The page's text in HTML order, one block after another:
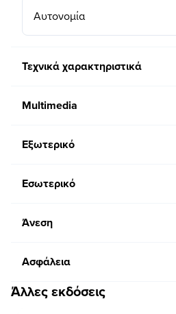
Αυτονομία
Τεχνικά χαρακτηριστικά
Multimedia
Εξωτερικό
Εσωτερικό
Άνεση
Ασφάλεια
Άλλες εκδόσεις